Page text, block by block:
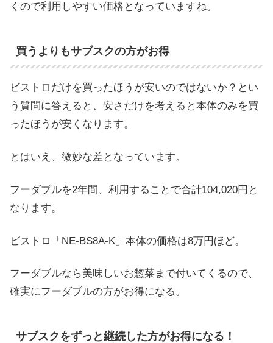
くので利用しやすい価格となっていますね。
買うよりもサブスクの方がお得
ビストロだけを買ったほうが安いのではないか？とい
う質問に答えると、安さだけを考えると本体のみを買
ったほうが安くなります。
とはいえ、微妙な差となっています。
フーダブルを2年間、利用することで合計104,020円と
なります。
ビストロ「NE-BS8A-K」本体の価格は8万円ほど。
フーダブルなら美味しいお惣菜まで付いてくるので、
確実にフーダブルの方がお得になる。
サブスクをずっと継続した方がお得になる！